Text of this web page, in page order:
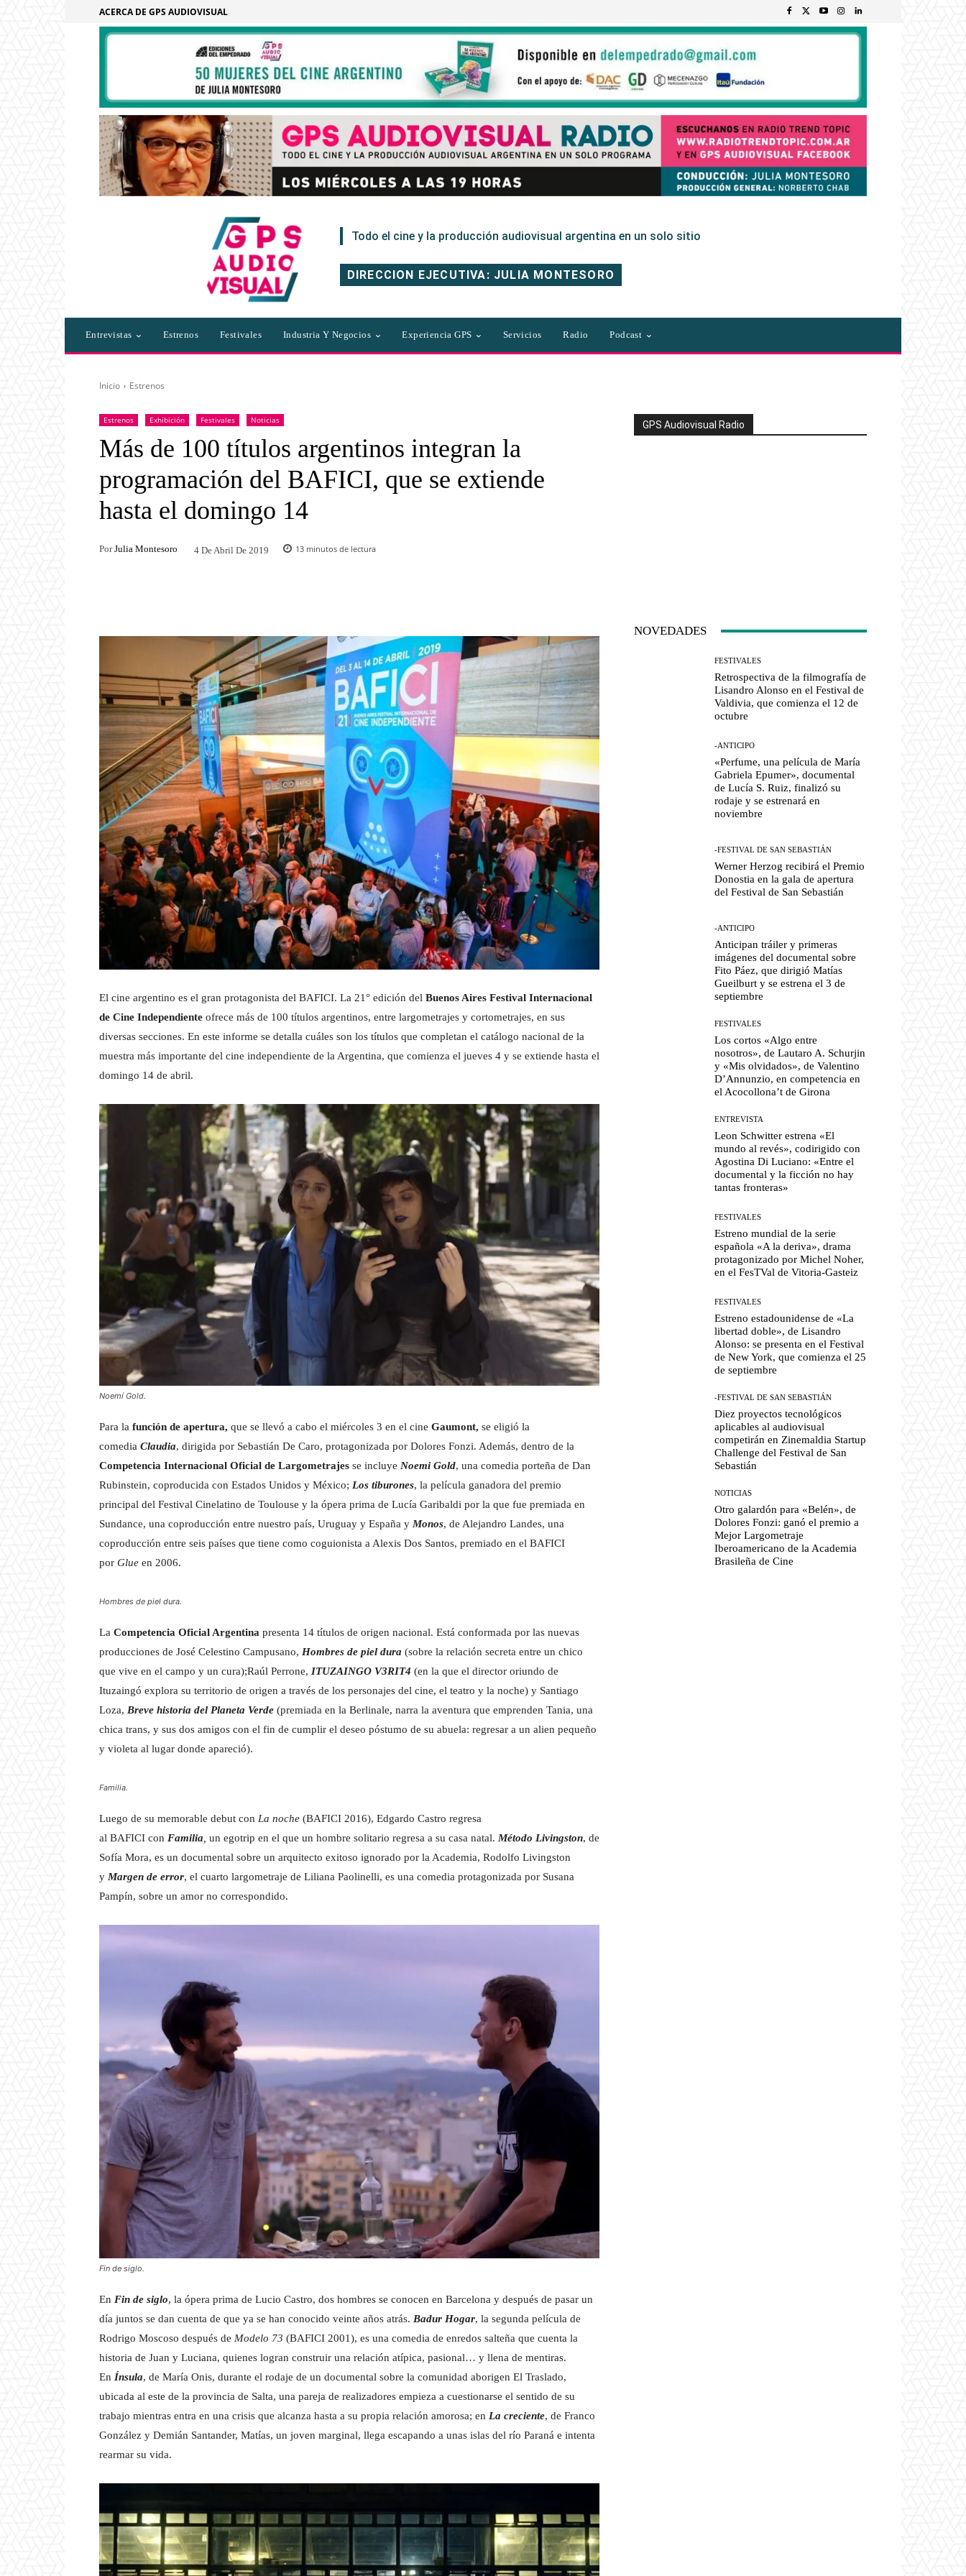
ACERCA DE GPS AUDIOVISUAL
Todo el cine y la producción audiovisual argentina en un solo sitio
DIRECCION EJECUTIVA: JULIA MONTESORO
Entrevistas Estrenos Festivales Industria Y Negocios Experiencia GPS Servicios Radio Podcast
Inicio Estrenos
Estrenos Exhibición Festivales Noticias
Más de 100 títulos argentinos integran la
programación del BAFICI, que se extiende
hasta el domingo 14
Por Julia Montesoro 4 De Abril De 2019 13 minutos de lectura
El cine argentino es el gran protagonista del BAFICI. La 21° edición del Buenos Aires Festival Internacional
de Cine Independiente ofrece más de 100 títulos argentinos, entre largometrajes y cortometrajes, en sus
diversas secciones. En este informe se detalla cuáles son los títulos que completan el catálogo nacional de la
muestra más importante del cine independiente de la Argentina, que comienza el jueves 4 y se extiende hasta el
domingo 14 de abril.
Noemí Gold.
Para la función de apertura, que se llevó a cabo el miércoles 3 en el cine Gaumont, se eligió la
comedia Claudia, dirigida por Sebastián De Caro, protagonizada por Dolores Fonzi. Además, dentro de la
Competencia Internacional Oficial de Largometrajes se incluye Noemi Gold, una comedia porteña de Dan
Rubinstein, coproducida con Estados Unidos y México; Los tiburones, la película ganadora del premio
principal del Festival Cinelatino de Toulouse y la ópera prima de Lucía Garibaldi por la que fue premiada en
Sundance, una coproducción entre nuestro país, Uruguay y España y Monos, de Alejandro Landes, una
coproducción entre seis países que tiene como coguionista a Alexis Dos Santos, premiado en el BAFICI
por Glue en 2006.
Hombres de piel dura.
La Competencia Oficial Argentina presenta 14 títulos de origen nacional. Está conformada por las nuevas
producciones de José Celestino Campusano, Hombres de piel dura (sobre la relación secreta entre un chico
que vive en el campo y un cura);Raúl Perrone, ITUZAINGO V3RIT4 (en la que el director oriundo de
Ituzaingó explora su territorio de origen a través de los personajes del cine, el teatro y la noche) y Santiago
Loza, Breve historia del Planeta Verde (premiada en la Berlinale, narra la aventura que emprenden Tania, una
chica trans, y sus dos amigos con el fin de cumplir el deseo póstumo de su abuela: regresar a un alien pequeño
y violeta al lugar donde apareció).
Familia.
Luego de su memorable debut con La noche (BAFICI 2016), Edgardo Castro regresa
al BAFICI con Familia un egotrip en el que un hombre solitario regresa a su casa natal. Método Livingston, de
Sofía Mora, es un documental sobre un arquitecto exitoso ignorado por la Academia, Rodolfo Livingston
y Margen de error, el cuarto largometraje de Liliana Paolinelli, es una comedia protagonizada por Susana
Pampín, sobre un amor no correspondido.
Fin de siglo.
En Fin de siglo, la ópera prima de Lucio Castro, dos hombres se conocen en Barcelona y después de pasar un
día juntos se dan cuenta de que ya se han conocido veinte años atrás. Badur Hogar, la segunda película de
Rodrigo Moscoso después de Modelo 73 (BAFICI 2001), es una comedia de enredos salteña que cuenta la
historia de Juan y Luciana, quienes logran construir una relación atípica, pasional… y llena de mentiras.
En Ínsula, de María Onis, durante el rodaje de un documental sobre la comunidad aborigen El Traslado,
ubicada al este de la provincia de Salta, una pareja de realizadores empieza a cuestionarse el sentido de su
trabajo mientras entra en una crisis que alcanza hasta a su propia relación amorosa; en La creciente, de Franco
González y Demián Santander, Matías, un joven marginal, llega escapando a unas islas del río Paraná e intenta
rearmar su vida.
GPS Audiovisual Radio
NOVEDADES
FESTIVALES
Retrospectiva de la filmografía de
Lisandro Alonso en el Festival de
Valdivia, que comienza el 12 de
octubre
-ANTICIPO
«Perfume, una película de María
Gabriela Epumer», documental
de Lucía S. Ruiz, finalizó su
rodaje y se estrenará en
noviembre
-FESTIVAL DE SAN SEBASTIÁN
Werner Herzog recibirá el Premio
Donostia en la gala de apertura
del Festival de San Sebastián
-ANTICIPO
Anticipan tráiler y primeras
imágenes del documental sobre
Fito Páez, que dirigió Matías
Gueilburt y se estrena el 3 de
septiembre
FESTIVALES
Los cortos «Algo entre
nosotros», de Lautaro A. Schurjin
y «Mis olvidados», de Valentino
D’Annunzio, en competencia en
el Acocollona’t de Girona
ENTREVISTA
Leon Schwitter estrena «El
mundo al revés», codirigido con
Agostina Di Luciano: «Entre el
documental y la ficción no hay
tantas fronteras»
FESTIVALES
Estreno mundial de la serie
española «A la deriva», drama
protagonizado por Michel Noher,
en el FesTVal de Vitoria-Gasteiz
FESTIVALES
Estreno estadounidense de «La
libertad doble», de Lisandro
Alonso: se presenta en el Festival
de New York, que comienza el 25
de septiembre
-FESTIVAL DE SAN SEBASTIÁN
Diez proyectos tecnológicos
aplicables al audiovisual
competirán en Zinemaldia Startup
Challenge del Festival de San
Sebastián
NOTICIAS
Otro galardón para «Belén», de
Dolores Fonzi: ganó el premio a
Mejor Largometraje
Iberoamericano de la Academia
Brasileña de Cine